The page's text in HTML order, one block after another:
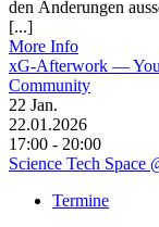
den Änderungen
[...]
More Info
xG-Afterwork —
Community
22 Jan.
22.01.2026
17:00 - 20:00
Science Tech Space
Termine